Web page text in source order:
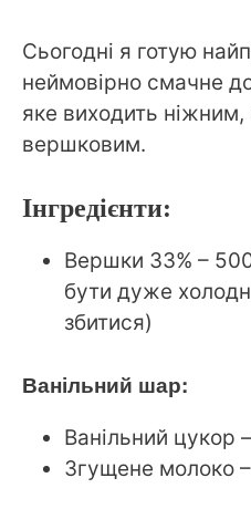
Сьогодні я готую
неймовірно смачне
яке виходить
вершковим.
Інгредієнти:
Вершки 33% –
бути дуже
збитися)
Ванільний шар:
Ванільний цукор
Згущене молоко